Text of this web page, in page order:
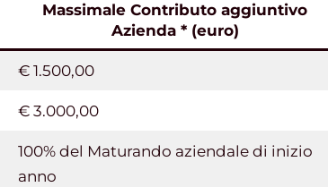
Massimale Contributo aggiuntivo
Azienda * (euro)
€ 1.500,00
€ 3.000,00
100% del Maturando aziendale di inizio
anno